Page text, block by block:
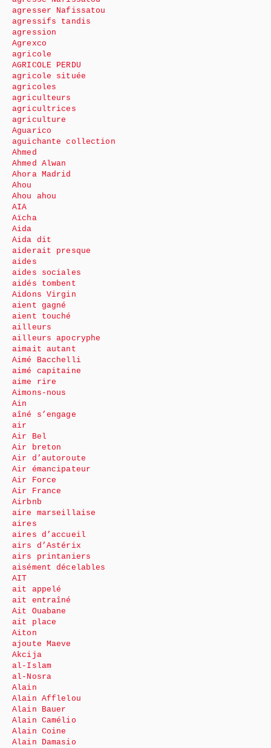
agresser Nafissatou
agressifs tandis
agression
Agrexco
agricole
AGRICOLE PERDU
agricole située
agricoles
agriculteurs
agricultrices
agriculture
Aguarico
aguichante collection
Ahmed
Ahmed Alwan
Ahora Madrid
Ahou
Ahou ahou
AIA
Aïcha
Aida
Aida dit
aiderait presque
aides
aides sociales
aidés tombent
Aidons Virgin
aient gagné
aient touché
ailleurs
ailleurs apocryphe
aimait autant
Aimé Bacchelli
aimé capitaine
aime rire
Aimons-nous
Ain
aîné s’engage
air
Air Bel
Air breton
Air d’autoroute
Air émancipateur
Air Force
Air France
Airbnb
aire marseillaise
aires
aires d’accueil
airs d’Astérix
airs printaniers
aisément décelables
AIT
ait appelé
ait entraîné
Ait Ouabane
ait place
Aiton
ajoute Maeve
Akcija
al-Islam
al-Nosra
Alain
Alain Afflelou
Alain Bauer
Alain Camélio
Alain Coine
Alain Damasio